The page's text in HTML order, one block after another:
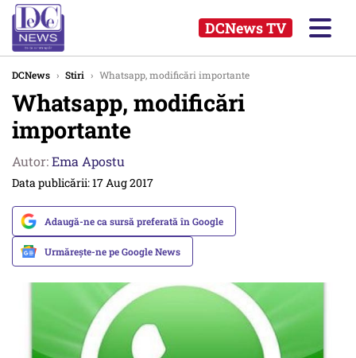
DCNews TV
DCNews › Stiri › Whatsapp, modificări importante
Whatsapp, modificări
importante
Autor:Ema Apostu
Data publicării: 17 Aug 2017
Adaugă-ne ca sursă preferată în Google
Urmărește-ne pe Google News